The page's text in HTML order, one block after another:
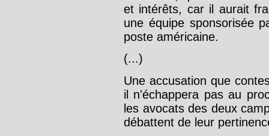
et intérêts, car il aurait
une équipe sponsorisée
poste américaine.
(...)
Une accusation que
il n'échappera pas au
les avocats des deux
débattent de leur